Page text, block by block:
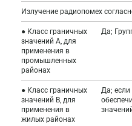
Излучение радиопомех
● Класс граничных
значений A, для
применения в
промышленных
районах
Да;
● Класс граничных
значений B, для
применения в
жилых районах
Да;